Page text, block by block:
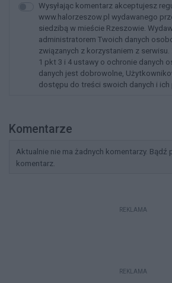
Wysyłając komentarz akceptujesz
www.halorzeszow.pl wydawanego
siedzibą w mieście Rzeszowie.
administratorem Twoich danych
związanych z korzystaniem z
1 pkt 3 i 4 ustawy o ochronie danych
danych jest dobrowolne,
dostępu do treści swoich danych i ich
Komentarze
Aktualnie nie ma żadnych komentarzy. Bądź
komentarz.
REKLAMA
REKLAMA